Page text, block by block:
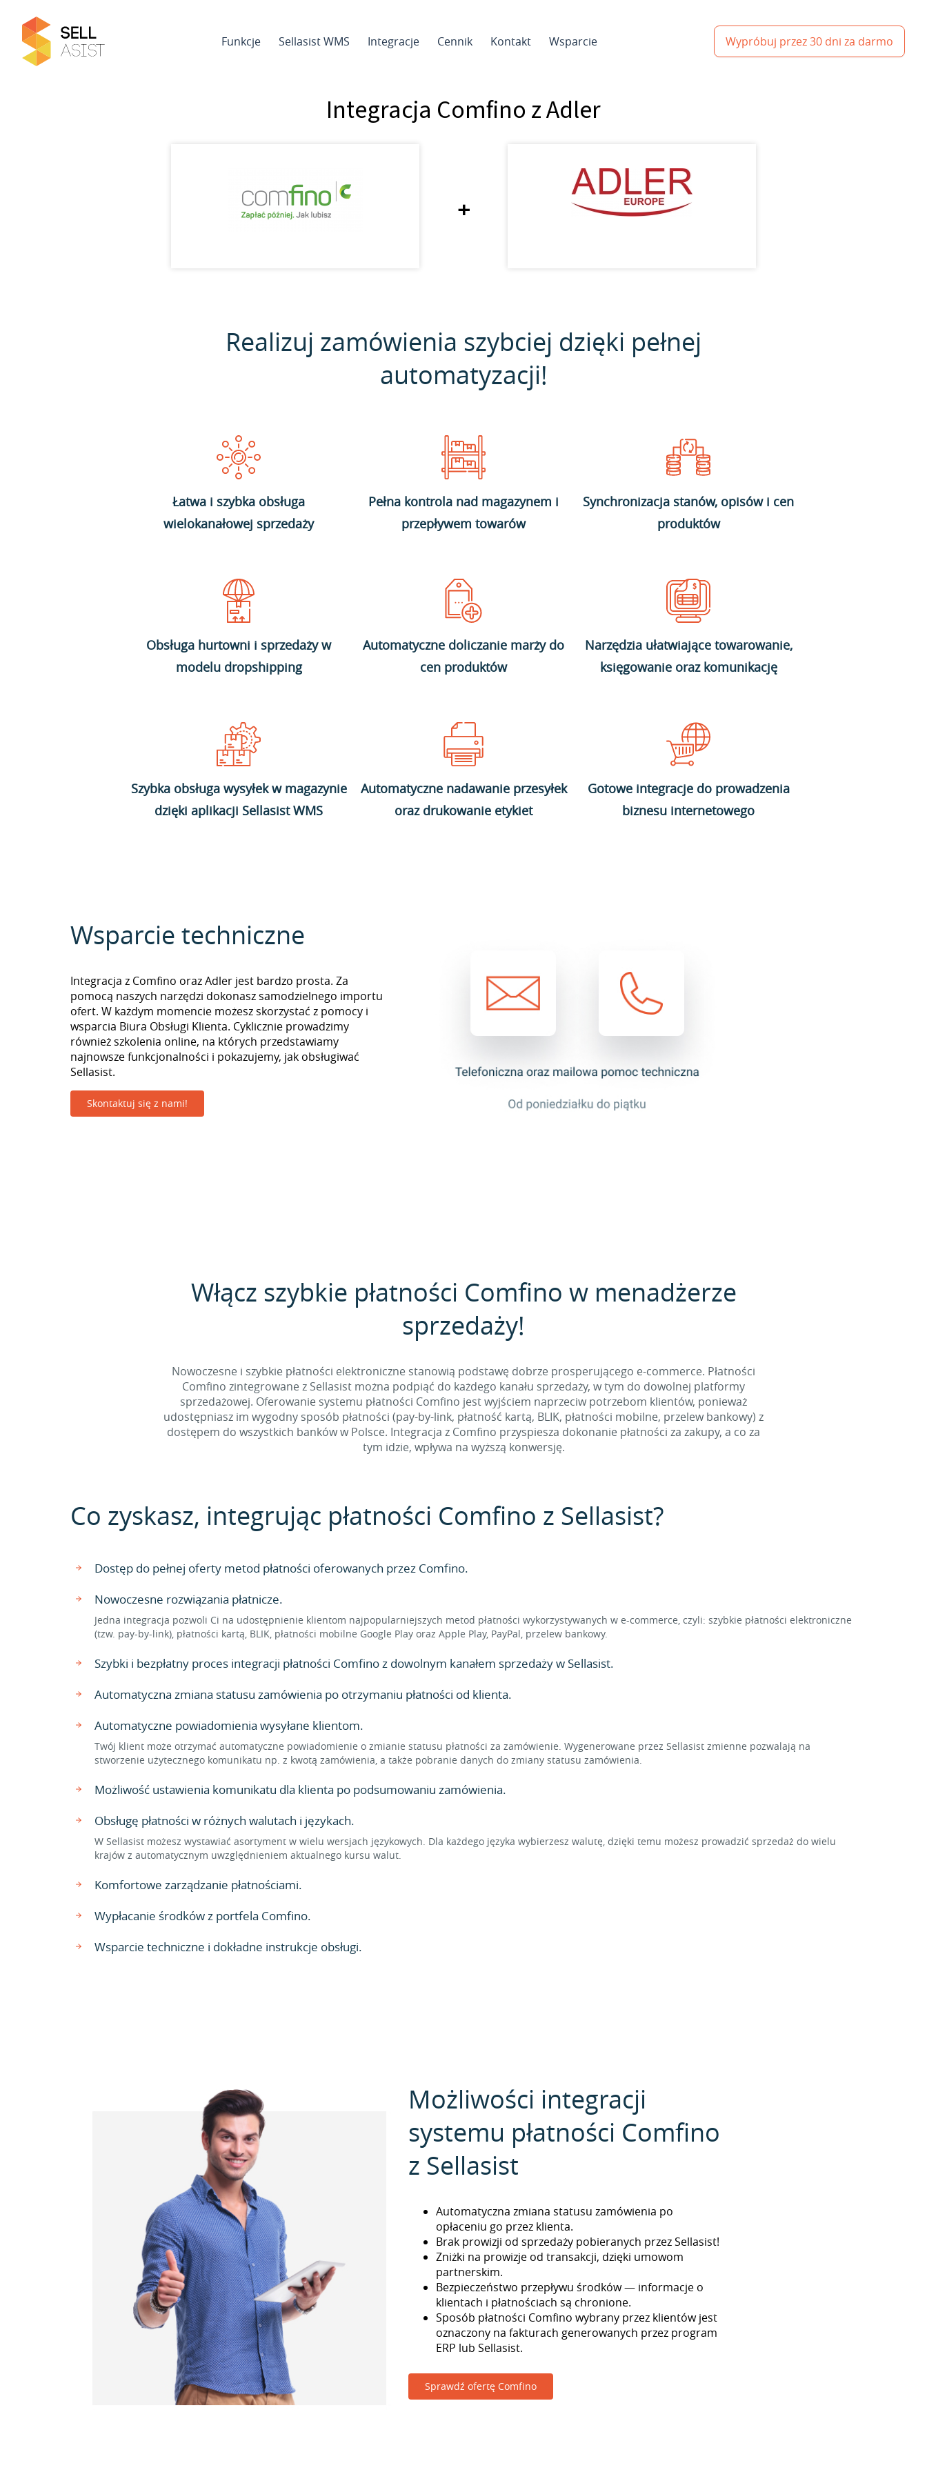
Funkcje Sellasist WMS Integracje Cennik Kontakt Wsparcie Wypróbuj przez 30 dni za darmo
Integracja Comfino z Adler
+
Realizuj zamówienia szybciej dzięki pełnej
automatyzacji!
Łatwa i szybka obsługa
wielokanałowej sprzedaży
Pełna kontrola nad magazynem i
przepływem towarów
Synchronizacja stanów, opisów i cen
produktów
Obsługa hurtowni i sprzedaży w
modelu dropshipping
Automatyczne doliczanie marży do
cen produktów
Narzędzia ułatwiające towarowanie,
księgowanie oraz komunikację
Szybka obsługa wysyłek w magazynie
dzięki aplikacji Sellasist WMS
Automatyczne nadawanie przesyłek
oraz drukowanie etykiet
Gotowe integracje do prowadzenia
biznesu internetowego
Wsparcie techniczne
Integracja z Comfino oraz Adler jest bardzo prosta. Za
pomocą naszych narzędzi dokonasz samodzielnego importu
ofert. W każdym momencie możesz skorzystać z pomocy i
wsparcia Biura Obsługi Klienta. Cyklicznie prowadzimy
również szkolenia online, na których przedstawiamy
najnowsze funkcjonalności i pokazujemy, jak obsługiwać
Sellasist.
Skontaktuj się z nami!
Włącz szybkie płatności Comfino w menadżerze
sprzedaży!
Nowoczesne i szybkie płatności elektroniczne stanowią podstawę dobrze prosperującego e-commerce. Płatności
Comfino zintegrowane z Sellasist można podpiąć do każdego kanału sprzedaży, w tym do dowolnej platformy
sprzedażowej. Oferowanie systemu płatności Comfino jest wyjściem naprzeciw potrzebom klientów, ponieważ
udostępniasz im wygodny sposób płatności (pay-by-link, płatność kartą, BLIK, płatności mobilne, przelew bankowy) z
dostępem do wszystkich banków w Polsce. Integracja z Comfino przyspiesza dokonanie płatności za zakupy, a co za
tym idzie, wpływa na wyższą konwersję.
Co zyskasz, integrując płatności Comfino z Sellasist?
Dostęp do pełnej oferty metod płatności oferowanych przez Comfino.
Nowoczesne rozwiązania płatnicze.
Jedna integracja pozwoli Ci na udostępnienie klientom najpopularniejszych metod płatności wykorzystywanych w e-commerce, czyli: szybkie płatności elektroniczne
(tzw. pay-by-link), płatności kartą, BLIK, płatności mobilne Google Play oraz Apple Play, PayPal, przelew bankowy.
Szybki i bezpłatny proces integracji płatności Comfino z dowolnym kanałem sprzedaży w Sellasist.
Automatyczna zmiana statusu zamówienia po otrzymaniu płatności od klienta.
Automatyczne powiadomienia wysyłane klientom.
Twój klient może otrzymać automatyczne powiadomienie o zmianie statusu płatności za zamówienie. Wygenerowane przez Sellasist zmienne pozwalają na
stworzenie użytecznego komunikatu np. z kwotą zamówienia, a także pobranie danych do zmiany statusu zamówienia.
Możliwość ustawienia komunikatu dla klienta po podsumowaniu zamówienia.
Obsługę płatności w różnych walutach i językach.
W Sellasist możesz wystawiać asortyment w wielu wersjach językowych. Dla każdego języka wybierzesz walutę, dzięki temu możesz prowadzić sprzedaż do wielu
krajów z automatycznym uwzględnieniem aktualnego kursu walut.
Komfortowe zarządzanie płatnościami.
Wypłacanie środków z portfela Comfino.
Wsparcie techniczne i dokładne instrukcje obsługi.
Możliwości integracji
systemu płatności Comfino
z Sellasist
Automatyczna zmiana statusu zamówienia po
opłaceniu go przez klienta.
Brak prowizji od sprzedaży pobieranych przez Sellasist!
Zniżki na prowizje od transakcji, dzięki umowom
partnerskim.
Bezpieczeństwo przepływu środków — informacje o
klientach i płatnościach są chronione.
Sposób płatności Comfino wybrany przez klientów jest
oznaczony na fakturach generowanych przez program
ERP lub Sellasist.
Sprawdź ofertę Comfino